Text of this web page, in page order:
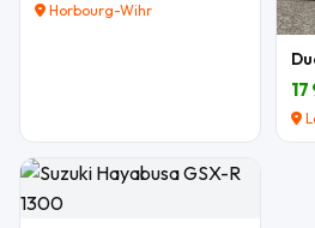
Horbourg-Wihr